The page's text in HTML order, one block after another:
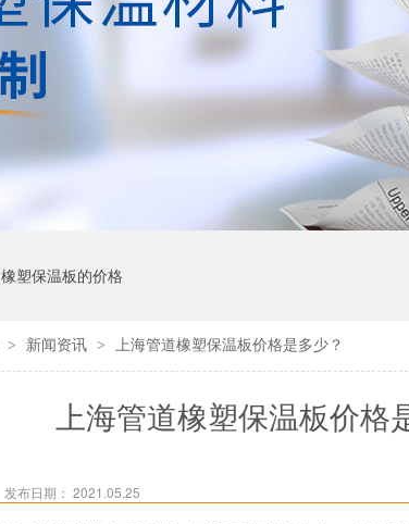
橡塑保温板的价格
> 新闻资讯 > 上海管道橡塑保温板价格是多少？
上海管道橡塑保温板价格
发布日期： 2021.05.25